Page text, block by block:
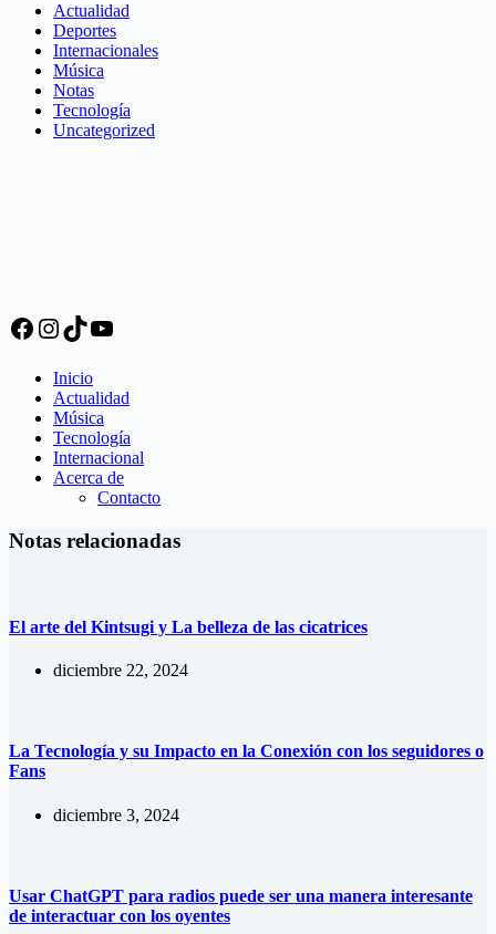
Actualidad
Deportes
Internacionales
Música
Notas
Tecnología
Uncategorized
Facebook
Instagram
TikTok
YouTube
Inicio
Actualidad
Música
Tecnología
Internacional
Acerca de
Contacto
Notas relacionadas
El arte del Kintsugi y La belleza de las cicatrices
diciembre 22, 2024
La Tecnología y su Impacto en la Conexión con los seguidores o
Fans
diciembre 3, 2024
Usar ChatGPT para radios puede ser una manera interesante
de interactuar con los oyentes